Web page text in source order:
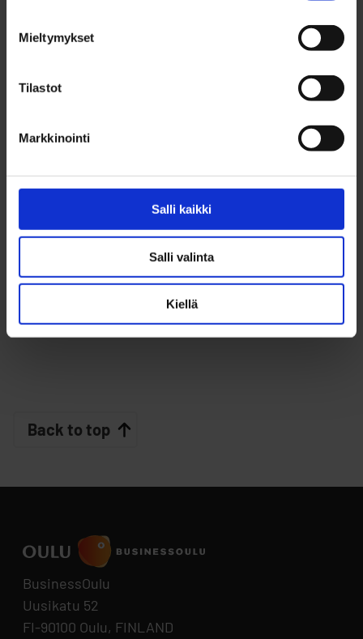
Mieltymykset
Tilastot
Markkinointi
Salli kaikki
Salli valinta
Kiellä
+358 50 302 3196
Eemeli Alanne
Back to top
BusinessOulu
Uusikatu 52
FI-90100 Oulu, FINLAND